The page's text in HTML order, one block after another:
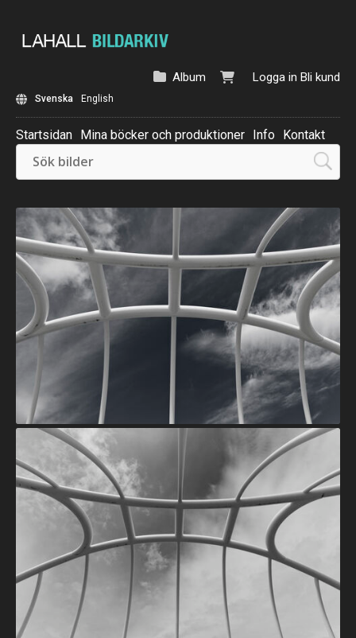
Logga in Bli kund
Album
Svenska English
Startsidan Mina böcker och produktioner Info Kontakt
Beställ: Kalender 2025